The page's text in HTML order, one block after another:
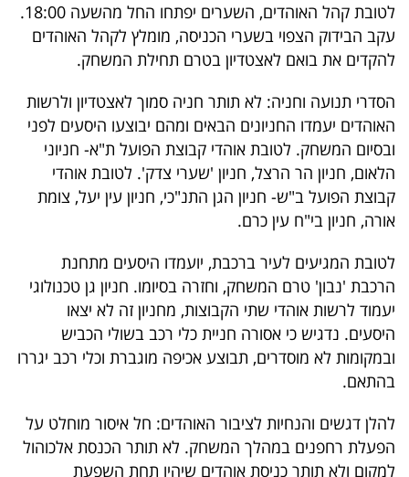
40
UNDER
שיתופי
פעולה
דרושים
ניוזלטרים
מייל
אדום
לטובת קהל האוהדים, השערים יפתחו החל מהשעה 18:00.
עקב הבידוק הצפוי בשערי הכניסה, מומלץ לקהל האוהדים
להקדים את בואם לאצטדיון בטרם תחילת המשחק.
הסדרי תנועה וחניה: לא תותר חניה סמוך לאצטדיון ולרשות
האוהדים יעמדו החניונים הבאים ומהם יבוצעו היסעים לפני
ובסיום המשחק. לטובת אוהדי קבוצת הפועל ת"א- חניוני
הלאום, חניון הר הרצל, חניון 'שערי צדק'. לטובת אוהדי
קבוצת הפועל ב"ש- חניון הגן התנ"כי, חניון עין יעל, צומת
אורה, חניון בי"ח עין כרם.
לטובת המגיעים לעיר ברכבת, יועמדו היסעים מתחנת
הרכבת 'נבון' טרם המשחק, וחזרה בסיומו. חניון גן טכנולוגי
יעמוד לרשות אוהדי שתי הקבוצות, מחניון זה לא יצאו
היסעים. נדגיש כי אסורה חניית כלי רכב בשולי הכביש
ובמקומות לא מוסדרים, תבוצע אכיפה מוגברת וכלי רכב יגררו
בהתאם.
להלן דגשים והנחיות לציבור האוהדים: חל איסור מוחלט על
הפעלת רחפנים במהלך המשחק. לא תותר הכנסת אלכוהול
למקום ולא תותר כניסת אוהדים שיהיו תחת השפעת